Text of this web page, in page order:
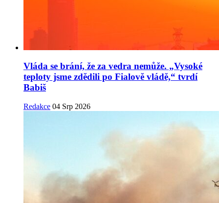
Vláda se brání, že za vedra nemůže. „Vysoké
teploty jsme zdědili po Fialově vládě,“ tvrdí
Babiš
Redakce 04 Srp 2026